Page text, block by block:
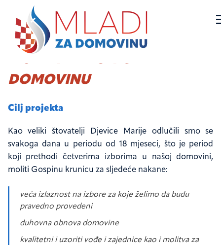
content
Mladi za domovinu
Službena stranica udruge Mladi za domovinu
MOLITVA KRUNICE ZA
DOMOVINU
Cilj projekta
Kao veliki štovatelji Djevice Marije odlučili smo se
svakoga dana u periodu od 18 mjeseci, što je period
koji prethodi četverima izborima u našoj domovini,
moliti Gospinu krunicu za sljedeće nakane:
Veća izlaznost na izbore za koje želimo da budu
pravedno provedeni
Duhovna obnova domovine
Kvalitetni i uzoriti vođe i zajednice kao i molitva za